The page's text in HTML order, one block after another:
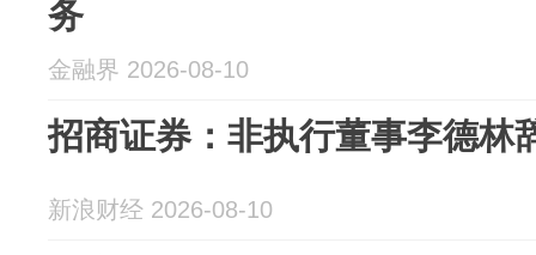
务
金融界 2026-08-10
招商证券：非执行董事李德林
新浪财经 2026-08-10